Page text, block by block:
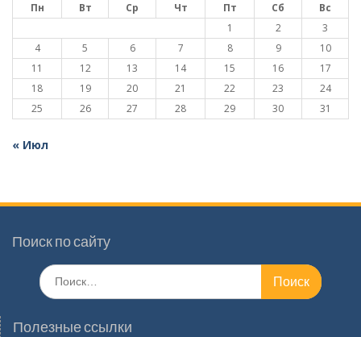
Пн Вт Ср Чт Пт Сб
Вс
1
2
3
4
5 6 7 8 9
10
11
12 13 14 15 16
17
18
19 20 21 22 23
24
25
26 27 28 29 30 31
« Июл
Поиск по сайту
Поиск
по:
Полезные ссылки